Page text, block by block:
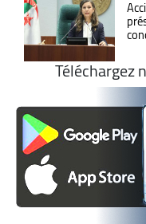
Téléchargez